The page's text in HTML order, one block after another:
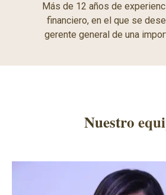
Más de 12 años de
financiero, en el que se
gerente general de una
Nuestro